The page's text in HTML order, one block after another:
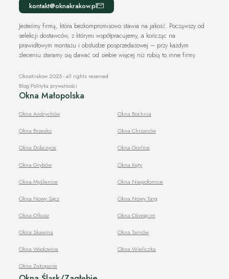
kontakt@oknakrakow.pl
Jesteśmy firmą, która bezkompromisowo stawia na jakość. Począwszy od
selekcji dostawców, z którymi współpracujemy, a kończąc na
prawidłowym montażu i obsłudze posprzedażowej – przy każdym
zleceniu staramy się dawać od siebie więcej niż robią to inne firmy.
OknaKrakow 2025 - all rights reserved
Blog Polityka prywatności
Okna Małopolska
Okna Andrychów Okna Bochnia
Okna Brzesko Okna Chrzanów
Okna Dobczyce Okna Gorlice
Okna Grybów Okna Kęty
Okna Myślenice Okna Niepołomice
Okna Nowy Sącz Okna Nowy Targ
Okna Olkusz Okna Oświęcim
Okna Skawina Okna Tarnów
Okna Wadowice Okna Wieliczka
Okna Zakopane